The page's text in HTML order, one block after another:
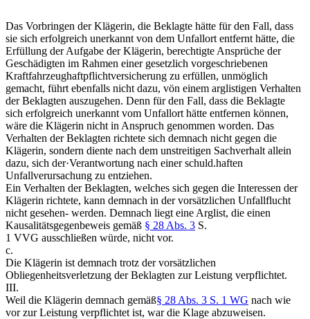
Das Vorbringen der Klägerin, die Beklagte hätte für den Fall, dass
sie sich erfolgreich unerkannt von dem Unfallort entfernt hätte, die
Erfüllung der Aufgabe der Klägerin, berechtigte Ansprüche der
Geschädigten im Rahmen einer gesetzlich vorgeschriebenen
Kraftfahrzeughaftpflichtversicherung zu erfüllen, unmöglich
gemacht, führt ebenfalls nicht dazu, vön einem arglistigen Verhalten
der Beklagten auszugehen. Denn für den Fall, dass die Beklagte
sich erfolgreich unerkannt vom Unfallort hätte entfernen können,
wäre die Klägerin nicht in Anspruch genommen worden. Das
Verhalten der Beklagten richtete sich demnach nicht gegen die
Klägerin, sondern diente nach dem unstreitigen Sachverhalt allein
dazu, sich der·Verantwortung nach einer schuld.haften
Unfallverursachung zu entziehen.
Ein Verhalten der Beklagten, welches sich gegen die Interessen der
Klägerin richtete, kann demnach in der vorsätzlichen Unfallflucht
nicht gesehen- werden. Demnach liegt eine Arglist, die einen
Kausalitätsgegenbeweis gemäß § 28 Abs. 3 S.
1 VVG ausschließen würde, nicht vor.
c.
Die Klägerin ist demnach trotz der vorsätzlichen
Obliegenheitsverletzung der Beklagten zur Leistung verpflichtet.
III.
Weil die Klägerin demnach gemäß§ 28 Abs. 3 S. 1 WG nach wie
vor zur Leistung verpflichtet ist, war die Klage abzuweisen.